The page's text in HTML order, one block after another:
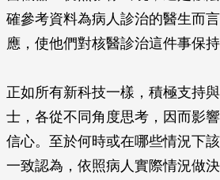
確參考資料為病人診治的醫生而
應，使他們對核醫診治這件事保持
正如所有新科技一樣，積極支持
士，各從不同角度思考，因而影
信心。至於何時或在哪些情況下
一致認為，依照病人實際情況做決